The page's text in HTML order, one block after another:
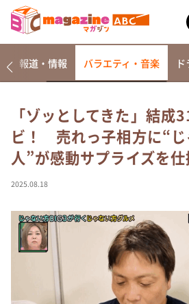
なるみ・岡村の過ぎるTV
相席食堂
これ余談なんですけど・・・
て真剣です
探偵！ナイトスクープ
news おかえり
河合＆A.B.C-Z塚田×福井アナ「
（news おかえり）
報道・情報 バラエティ・音楽
「ゾッとしてきた」結成
ビ！ 売れっ子相方に“じ
人”が感動サプライズを
2025.08.18